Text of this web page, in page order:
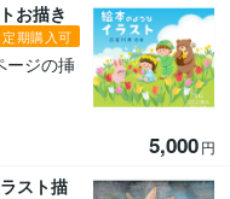
お描き
定期購入可
ージの挿
5,000円
スト描